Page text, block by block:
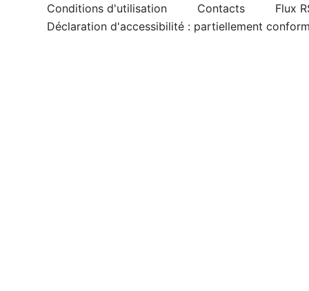
Conditions d'utilisation Contacts
Flux
Déclaration d'accessibilité : partiellement